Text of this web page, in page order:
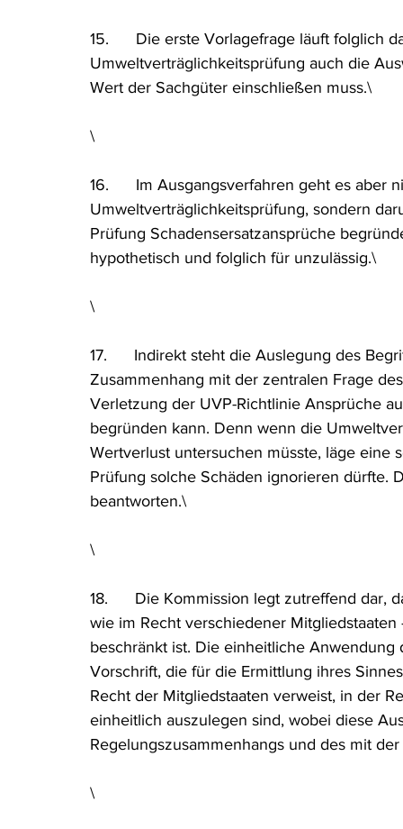
15.      Die erste Vorlagefrage läuft folglich
Umweltverträglichkeitsprüfung auch die
Wert der Sachgüter einschließen muss.\
\
16.      Im Ausgangsverfahren geht es
Umweltverträglichkeitsprüfung, sondern
Prüfung Schadensersatzansprüche
hypothetisch und folglich für unzulässig.\
\
17.      Indirekt steht die Auslegung des
Zusammenhang mit der zentralen Frage
Verletzung der UVP-Richtlinie Ansprüche
begründen kann. Denn wenn die
Wertverlust untersuchen müsste, läge eine
Prüfung solche Schäden ignorieren dürfte.
beantworten.\
\
18.      Die Kommission legt zutreffend
wie im Recht verschiedener
beschränkt ist. Die einheitliche
Vorschrift, die für die Ermittlung ihres
Recht der Mitgliedstaaten verweist, in der
einheitlich auszulegen sind, wobei diese
Regelungszusammenhangs und des mit
\